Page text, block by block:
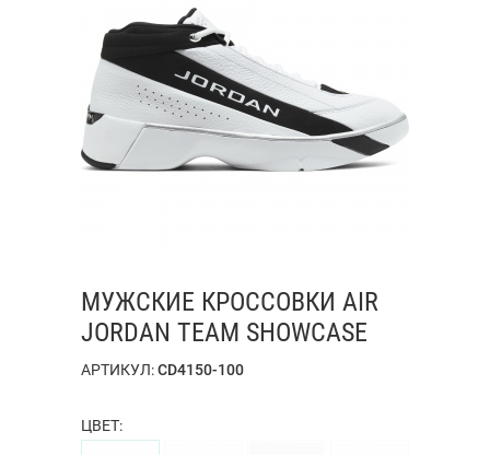
МУЖСКИЕ КРОССОВКИ AIR
JORDAN TEAM SHOWCASE
АРТИКУЛ:CD4150-100
ЦВЕТ: